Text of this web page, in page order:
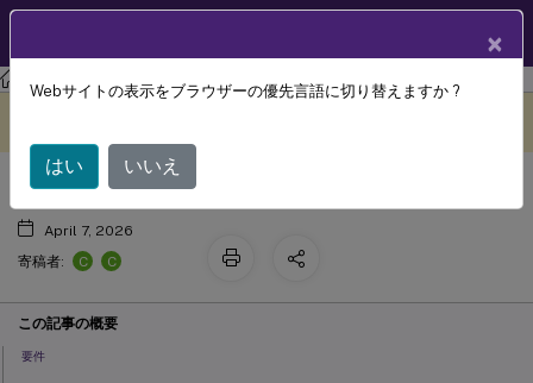
Citrix Virtual Apps and Desktops7 2511
ネットワークプリンター (VDA上)
April 7, 2026
寄稿者:
C C
この記事の概要
要件
×
Webサイトの表示をブラウザーの優先言語に切り替えますか ?
はい いいえ